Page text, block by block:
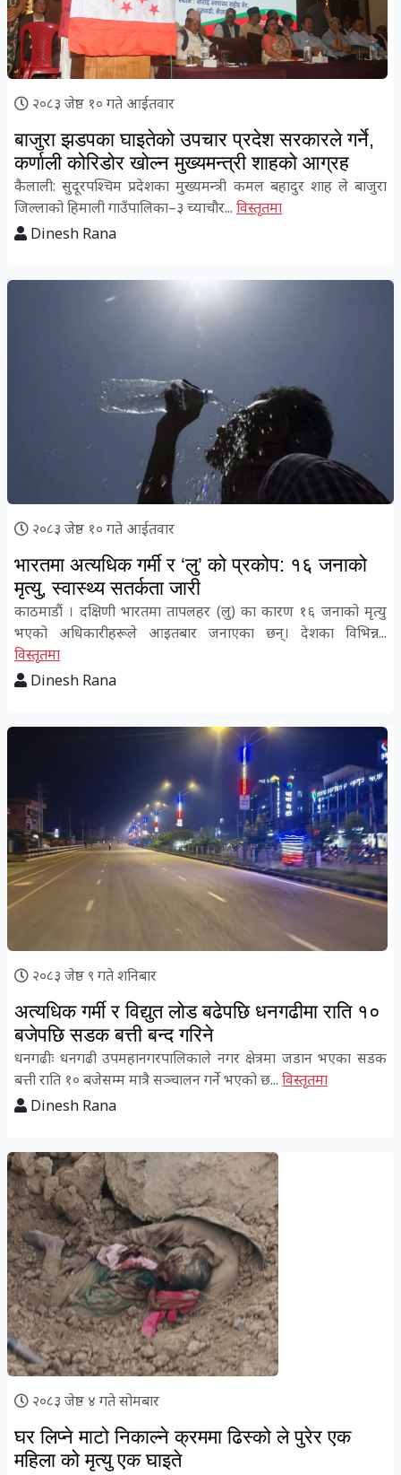
२०८३ जेष्ठ १० गते आईतवार
बाजुरा झडपका घाइतेको उपचार प्रदेश सरकारले गर्ने,
कर्णाली कोरिडोर खोल्न मुख्यमन्त्री शाहको आग्रह
कैलाली: सुदूरपश्चिम प्रदेशका मुख्यमन्त्री कमल बहादुर शाह ले बाजुरा
जिल्लाको हिमाली गाउँपालिका–३ च्याचौर... विस्तृतमा
Dinesh Rana
२०८३ जेष्ठ १० गते आईतवार
भारतमा अत्यधिक गर्मी र ‘लु’ को प्रकोप: १६ जनाको
मृत्यु, स्वास्थ्य सतर्कता जारी
काठमाडौं । दक्षिणी भारतमा तापलहर (लु) का कारण १६ जनाको मृत्यु
भएको अधिकारीहरूले आइतबार जनाएका छन्। देशका विभिन्न...
विस्तृतमा
Dinesh Rana
२०८३ जेष्ठ ९ गते शनिबार
अत्यधिक गर्मी र विद्युत लोड बढेपछि धनगढीमा राति १०
बजेपछि सडक बत्ती बन्द गरिने
धनगढीः धनगढी उपमहानगरपालिकाले नगर क्षेत्रमा जडान भएका सडक
बत्ती राति १० बजेसम्म मात्रै सञ्चालन गर्ने भएको छ... विस्तृतमा
Dinesh Rana
२०८३ जेष्ठ ४ गते सोमबार
घर लिप्ने माटो निकाल्ने क्रममा ढिस्को ले पुरेर एक
महिला को मृत्यु एक घाइते